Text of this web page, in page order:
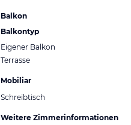
Balkon
Balkontyp
Eigener Balkon
Terrasse
Mobiliar
Schreibtisch
Weitere Zimmerinformationen